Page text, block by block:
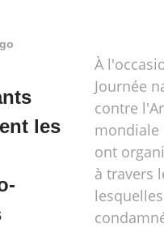
les
À
Journée
contre
mondiale
ont
à travers